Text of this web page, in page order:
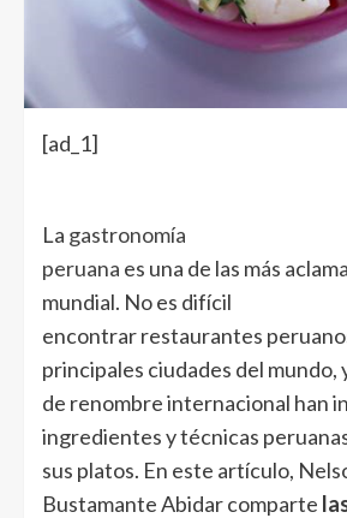
[ad_1]
La gastronomía
peruana es una de las más
mundial. No es difícil
encontrar restaurantes
principales ciudades del mundo,
de renombre internacional han
ingredientes y técnicas
sus platos. En este artículo,
Bustamante Abidar comparte